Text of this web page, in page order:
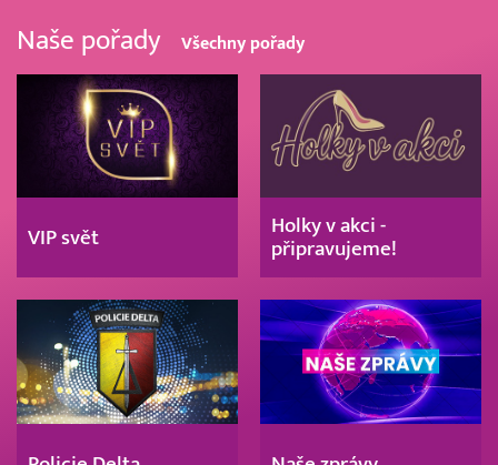
Naše pořady Všechny pořady
VIP svět
Holky v akci -
připravujeme!